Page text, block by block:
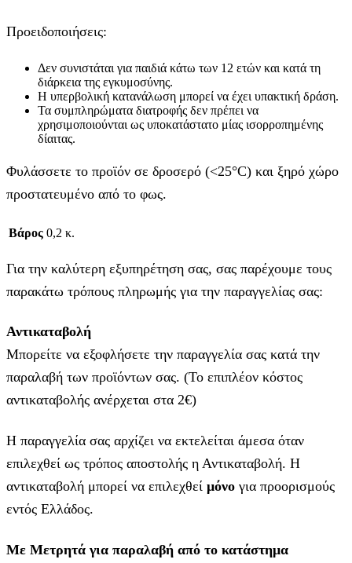
Προειδοποιήσεις:
Δεν συνιστάται για παιδιά κάτω των 12 ετών και κατά τη
διάρκεια της εγκυμοσύνης.
Η υπερβολική κατανάλωση μπορεί να έχει υπακτική δράση.
Τα συμπληρώματα διατροφής δεν πρέπει να
χρησιμοποιούνται ως υποκατάστατο μίας ισορροπημένης
δίαιτας.
Φυλάσσετε το προϊόν σε δροσερό (<25°C) και ξηρό χώρο
προστατευμένο από το φως.
Βάρος 0,2 κ.
Για την καλύτερη εξυπηρέτηση σας, σας παρέχουμε τους
παρακάτω τρόπους πληρωμής για την παραγγελίας σας:
Αντικαταβολή
Μπορείτε να εξοφλήσετε την παραγγελία σας κατά την
παραλαβή των προϊόντων σας. (Το επιπλέον κόστος
αντικαταβολής ανέρχεται στα 2€)
Η παραγγελία σας αρχίζει να εκτελείται άμεσα όταν
επιλεχθεί ως τρόπος αποστολής η Αντικαταβολή. Η
αντικαταβολή μπορεί να επιλεχθεί μόνο για προορισμούς
εντός Ελλάδος.
Με Μετρητά για παραλαβή από το κατάστημα